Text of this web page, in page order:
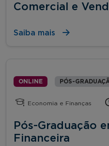
Comercial e
Saiba mais
ONLINE PÓS-
Economia e Finanças
Pós-Graduação
Financeira